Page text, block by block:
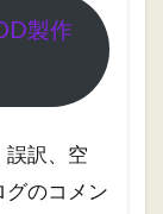
製作
誤訳、空
のコメン